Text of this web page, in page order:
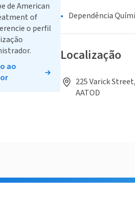
Dependência
Localização
225 Varick
AATOD
de American
of
o perfil
ao